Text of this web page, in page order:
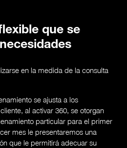
que se
en la medida de la consulta
se ajusta a los
al activar 360, se otorgan
particular para el primer
mes le presentaremos una
que le permitirá adecuar su